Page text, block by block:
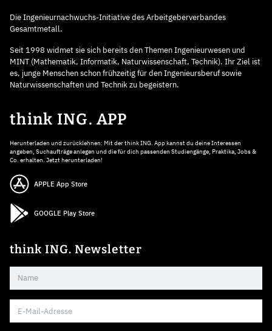
Die Ingenieurnachwuchs-Initiative des Arbeitgeberverbandes
Gesamtmetall.
Seit 1998 widmet sie sich bereits den Themen Ingenieurwesen und
MINT (Mathematik, Informatik, Naturwissenschaft, Technik). Ihr Ziel ist
es, junge Menschen schon frühzeitig für den Ingenieursberuf sowie
Naturwissenschaften und Technik zu begeistern.
think ING. APP
Herunterladen und zurücklehnen: Mit der think ING. App kannst du deine Interessen
angeben, Suchaufträge anlegen und die für dich passenden Studiengänge, Praktika, Jobs &
Co. erhalten. Jetzt herunterladen!
APPLE App Store
GOOGLE Play Store
think ING. Newsletter